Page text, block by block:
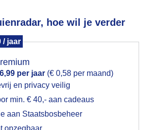
hoe wil je verder
/ jaar
per jaar (€ 0,58 per maand)
en privacy veilig
min. € 40,- aan cadeaus
aan Staatsbosbeheer
opzegbaar
aandrijven; de eerste druppels
locatie gebruiken voor het
geen akkoord op hebt gegeven,
een pop-up uit je browser waarin